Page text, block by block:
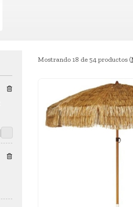
Mostrando 18 de 54 productos (